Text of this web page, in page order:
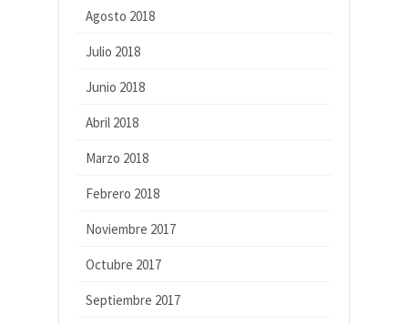
Agosto 2018
Julio 2018
Junio 2018
Abril 2018
Marzo 2018
Febrero 2018
Noviembre 2017
Octubre 2017
Septiembre 2017